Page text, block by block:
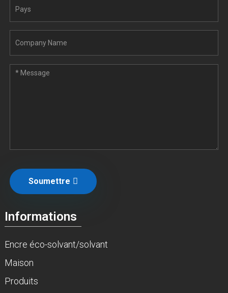
Soumettre
Informations
Encre éco-solvant/solvant
Maison
Produits